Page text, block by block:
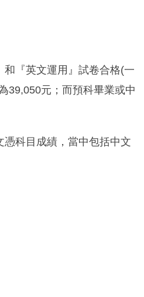
『英文運用』試卷合格(一
39,050元；而預科畢業或中
科目成績，當中包括中文